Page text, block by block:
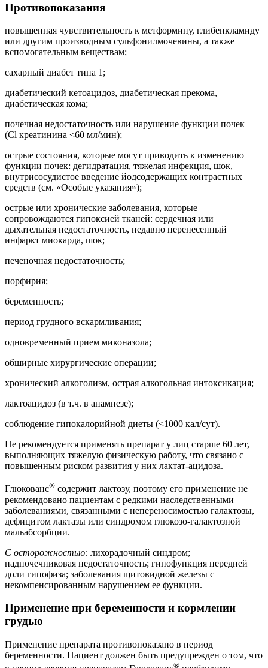
Противопоказания
повышенная чувствительность к метформину, глибенкламиду
или другим производным сульфонилмочевины, а также
вспомогательным веществам;
сахарный диабет типа 1;
диабетический кетоацидоз, диабетическая прекома,
диабетическая кома;
почечная недостаточность или нарушение функции почек
(Cl креатинина <60 мл/мин);
острые состояния, которые могут приводить к изменению
функции почек: дегидратация, тяжелая инфекция, шок,
внутрисосудистое введение йодсодержащих контрастных
средств (см. «Особые указания»);
острые или хронические заболевания, которые
сопровождаются гипоксией тканей: сердечная или
дыхательная недостаточность, недавно перенесенный
инфаркт миокарда, шок;
печеночная недостаточность;
порфирия;
беременность;
период грудного вскармливания;
одновременный прием миконазола;
обширные хирургические операции;
хронический алкоголизм, острая алкогольная интоксикация;
лактоацидоз (в т.ч. в анамнезе);
соблюдение гипокалорийной диеты (<1000 кал/сут).
Не рекомендуется применять препарат у лиц старше 60 лет,
выполняющих тяжелую физическую работу, что связано с
повышенным риском развития у них лактат-ацидоза.
Глюкованс® содержит лактозу, поэтому его применение не
рекомендовано пациентам с редкими наследственными
заболеваниями, связанными с непереносимостью галактозы,
дефицитом лактазы или синдромом глюкозо-галактозной
мальабсорбции.
С осторожностью: лихорадочный синдром;
надпочечниковая недостаточность; гипофункция передней
доли гипофиза; заболевания щитовидной железы с
некомпенсированным нарушением ее функции.
Применение при беременности и кормлении
грудью
Применение препарата противопоказано в период
беременности. Пациент должен быть предупрежден о том, что
®